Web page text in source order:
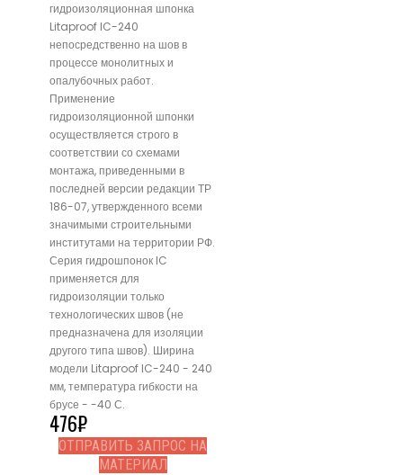
гидроизоляционная шпонка
Litaproof IC-240
непосредственно на шов в
процессе монолитных и
опалубочных работ.
Применение
гидроизоляционной шпонки
осуществляется строго в
соответствии со схемами
монтажа, приведенными в
последней версии редакции ТР
186-07, утвержденного всеми
значимыми строительными
институтами на территории РФ.
Серия гидрошпонок IC
применяется для
гидроизоляции только
технологических швов (не
предназначена для изоляции
другого типа швов). Ширина
модели Litaproof IC-240 - 240
мм, температура гибкости на
брусе - -40 С.
476₽
ОТПРАВИТЬ ЗАПРОС НА
МАТЕРИАЛ